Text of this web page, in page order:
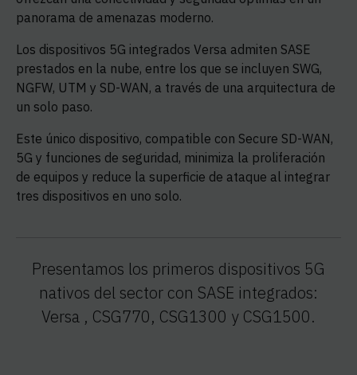
panorama de amenazas moderno.
Los dispositivos 5G integrados Versa admiten SASE
prestados en la nube, entre los que se incluyen SWG,
NGFW, UTM y SD-WAN, a través de una arquitectura de
un solo paso.
Este único dispositivo, compatible con Secure SD-WAN,
5G y funciones de seguridad, minimiza la proliferación
de equipos y reduce la superficie de ataque al integrar
tres dispositivos en uno solo.
Presentamos los primeros dispositivos 5G
nativos del sector con SASE integrados:
Versa , CSG770, CSG1300 y CSG1500.